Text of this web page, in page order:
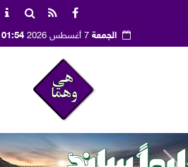
الجمعة 01:54 مـ